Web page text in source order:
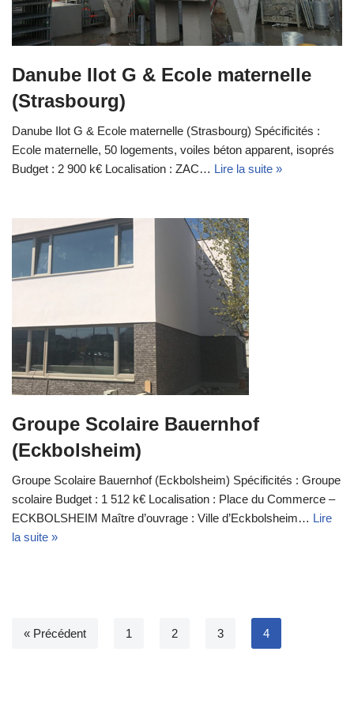
Danube Ilot G & Ecole maternelle
(Strasbourg)
Danube Ilot G & Ecole maternelle (Strasbourg) Spécificités :
Ecole maternelle, 50 logements, voiles béton apparent, isoprés
Budget : 2 900 k€ Localisation : ZAC… Lire la suite »
Groupe Scolaire Bauernhof
(Eckbolsheim)
Groupe Scolaire Bauernhof (Eckbolsheim) Spécificités : Groupe
scolaire Budget : 1 512 k€ Localisation : Place du Commerce –
ECKBOLSHEIM Maître d’ouvrage : Ville d’Eckbolsheim… Lire
la suite »
« Précédent 1 2 3 4